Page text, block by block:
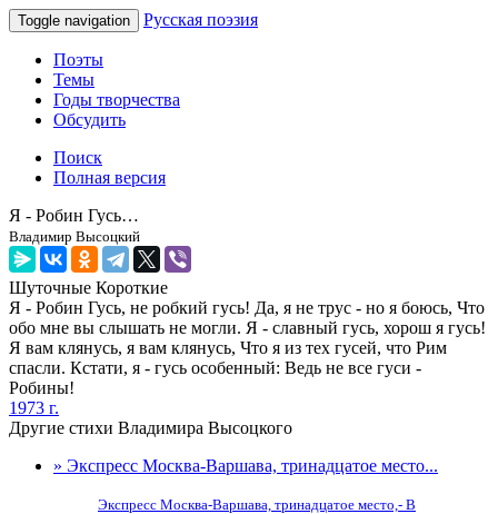
Toggle navigation Русская поэзия
Поэты
Темы
Годы творчества
Обсудить
Поиск
Полная версия
Я - Робин Гусь…
Владимир Высоцкий
Шуточные Короткие
Я - Робин Гусь, не робкий гусь! Да, я не трус - но я боюсь, Что
обо мне вы слышать не могли. Я - славный гусь, хорош я гусь!
Я вам клянусь, я вам клянусь, Что я из тех гусей, что Рим
спасли. Кстати, я - гусь особенный: Ведь не все гуси -
Робины!
1973 г.
Другие стихи Владимира Высоцкого
» Экспресс Москва-Варшава, тринадцатое место...
Экспресс Москва-Варшава, тринадцатое место,- В